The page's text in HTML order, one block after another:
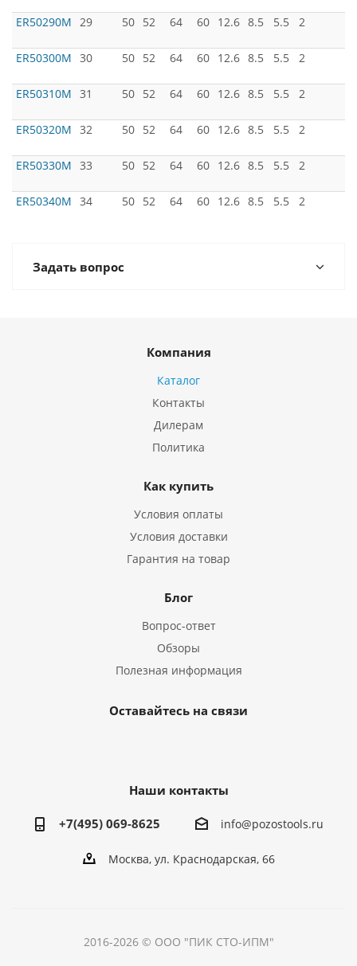
ER50290M 29 50 52 64 60 12.6 8.5 5.5 2
ER50300M 30 50 52 64 60 12.6 8.5 5.5 2
ER50310M 31 50 52 64 60 12.6 8.5 5.5 2
ER50320M 32 50 52 64 60 12.6 8.5 5.5 2
ER50330M 33 50 52 64 60 12.6 8.5 5.5 2
ER50340M 34 50 52 64 60 12.6 8.5 5.5 2
Задать вопрос
Компания
Каталог
Контакты
Дилерам
Политика
Как купить
Условия оплаты
Условия доставки
Гарантия на товар
Блог
Вопрос-ответ
Обзоры
Полезная информация
Оставайтесь на связи
Наши контакты
+7(495) 069-8625 info@pozostools.ru
Москва, ул. Краснодарская, 66
2016-2026 © ООО "ПИК СТО-ИПМ"